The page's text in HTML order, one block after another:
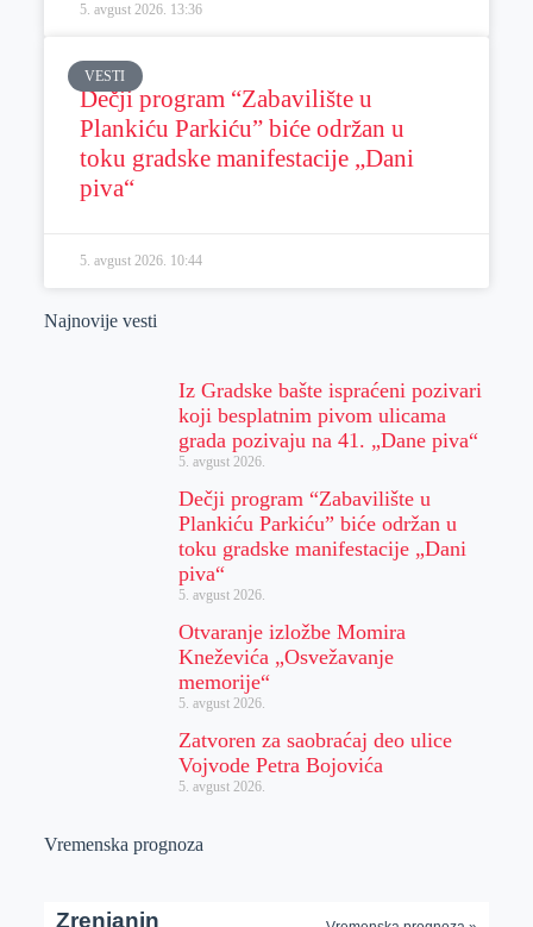
5. avgust 2026. 13:36
VESTI
Dečji program “Zabavilište u
Plankiću Parkiću” biće održan u
toku gradske manifestacije „Dani
piva“
5. avgust 2026. 10:44
Najnovije vesti
Iz Gradske bašte ispraćeni pozivari
koji besplatnim pivom ulicama
grada pozivaju na 41. „Dane piva“
5. avgust 2026.
Dečji program “Zabavilište u
Plankiću Parkiću” biće održan u
toku gradske manifestacije „Dani
piva“
5. avgust 2026.
Otvaranje izložbe Momira
Kneževića „Osvežavanje
memorije“
5. avgust 2026.
Zatvoren za saobraćaj deo ulice
Vojvode Petra Bojovića
5. avgust 2026.
Vremenska prognoza